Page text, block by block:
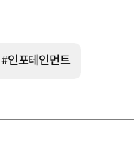
#인포테인먼트